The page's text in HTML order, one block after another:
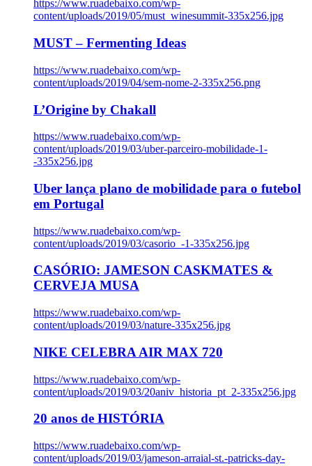
https://www.ruadebaixo.com/wp-
content/uploads/2019/05/must_winesummit-335x256.jpg
MUST – Fermenting Ideas
https://www.ruadebaixo.com/wp-
content/uploads/2019/04/sem-nome-2-335x256.png
L’Origine by Chakall
https://www.ruadebaixo.com/wp-
content/uploads/2019/03/uber-parceiro-mobilidade-1-
-335x256.jpg
Uber lança plano de mobilidade para o futebol
em Portugal
https://www.ruadebaixo.com/wp-
content/uploads/2019/03/casorio_-1-335x256.jpg
CASÓRIO: JAMESON CASKMATES &
CERVEJA MUSA
https://www.ruadebaixo.com/wp-
content/uploads/2019/03/nature-335x256.jpg
NIKE CELEBRA AIR MAX 720
https://www.ruadebaixo.com/wp-
content/uploads/2019/03/20aniv_historia_pt_2-335x256.jpg
20 anos de HISTÓRIA
https://www.ruadebaixo.com/wp-
content/uploads/2019/03/jameson-arraial-st.-patricks-day-